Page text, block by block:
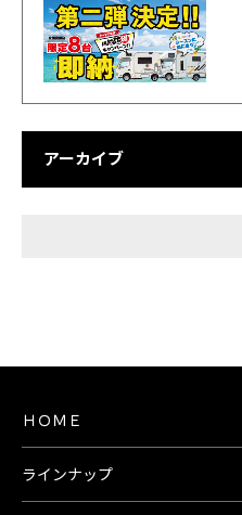
アーカイブ
ＨＯＭＥ
ラインナップ